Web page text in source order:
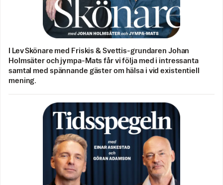
I Lev Skönare med Friskis & Svettis-grundaren Johan
Holmsäter och jympa-Mats får vi följa med i intressanta
samtal med spännande gäster om hälsa i vid existentiell
mening.